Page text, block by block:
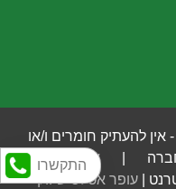
התקשרו
אין להעתיק חומרים ו/או
החברה |איי לוג'יק- |
| עופר אטלס שיווק